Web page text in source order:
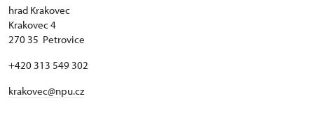
hrad Krakovec
Krakovec 4
270 35 Petrovice
+420 313 549 302
krakovec@npu.cz